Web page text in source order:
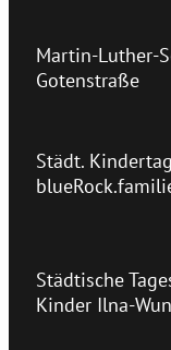
Martin-Luther-
Gotenstraße
Städt.
Städtische
Kinder Ilna-